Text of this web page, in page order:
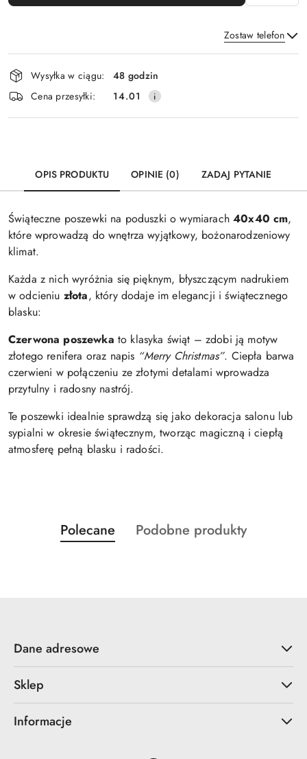
Zostaw telefon
Wyślij
Dostępność
i
dostawa
Wysyłka w ciągu:
48 godzin
Cena przesyłki:
14.01
OPIS PRODUKTU OPINIE (0) ZADAJ PYTANIE
Świąteczne poszewki na poduszki o wymiarach40x40 cm,
które wprowadzą do wnętrza wyjątkowy, bożonarodzeniowy
klimat.
Każda z nich wyróżnia się pięknym, błyszczącym nadrukiem
w odcieniu złota, który dodaje im elegancji i świątecznego
blasku:
Czerwona poszewka to klasyka świąt – zdobi ją motyw
złotego renifera oraz napis “Merry Christmas”. Ciepła barwa
czerwieni w połączeniu ze złotymi detalami wprowadza
przytulny i radosny nastrój.
Te poszewki idealnie sprawdzą się jako dekoracja salonu lub
sypialni w okresie świątecznym, tworząc magiczną i ciepłą
atmosferę pełną blasku i radości.
Pomiń karuzelę produktów
Produkty
o
Polecane
Produkty
Podobne produkty
Dane adresowe
Sklep
Informacje